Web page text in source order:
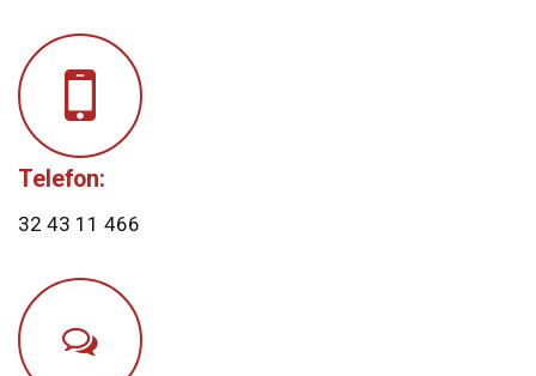
Telefon:
32 43 11 466